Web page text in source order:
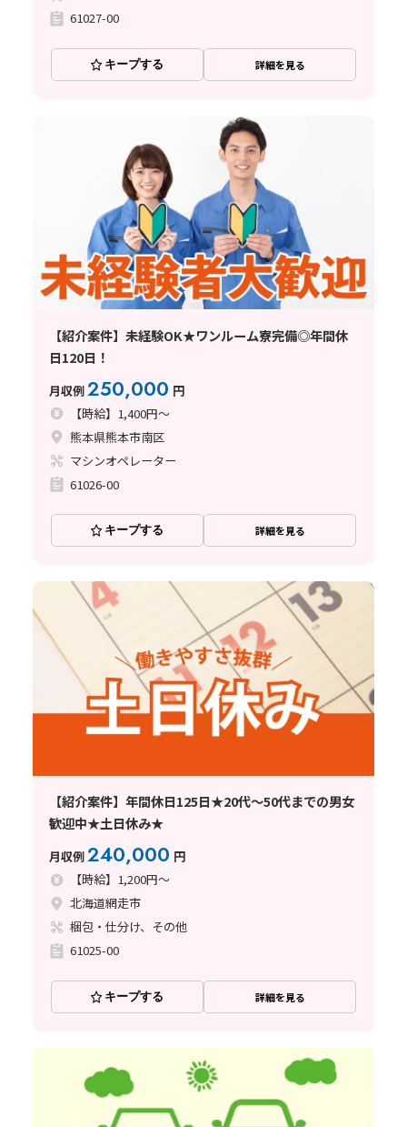
61027-00
キープする 詳細を見る
【紹介案件】未経験OK★ワンルーム寮完備◎年間休
日120日！
月収例250,000 円
【時給】1,400円～
熊本県熊本市南区
マシンオペレーター
61026-00
キープする 詳細を見る
【紹介案件】年間休日125日★20代～50代までの男女
歓迎中★土日休み★
月収例240,000 円
【時給】1,200円～
北海道網走市
梱包・仕分け、その他
61025-00
キープする 詳細を見る